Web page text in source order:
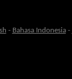
- Bahasa Indonesia-